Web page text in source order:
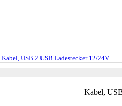
Kabel, USB 2 USB Ladestecker 12/24V
Kabel,